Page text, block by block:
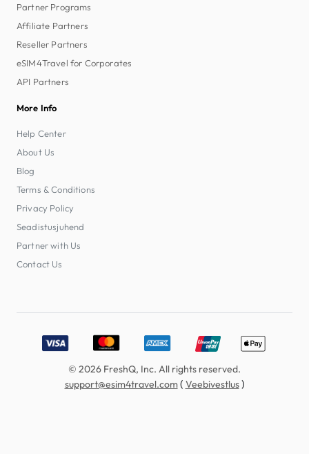
Partner Programs
Affiliate Partners
Reseller Partners
eSIM4Travel for Corporates
API Partners
More Info
Help Center
About Us
Blog
Terms & Conditions
Privacy Policy
Seadistusjuhend
Partner with Us
Contact Us
Accepted payment methods: Visa, MasterCard, American
© 2026 FreshQ, Inc. All rights reserved.
support@esim4travel.com( Veebivestlus)